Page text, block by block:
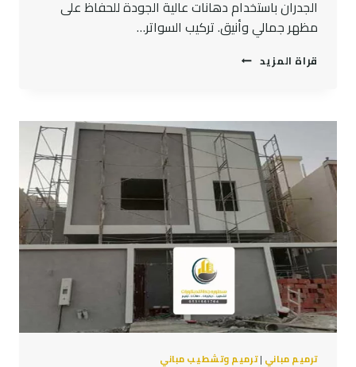
الجدران باستخدام دهانات عالية الجودة للحفاظ على
مظهر جمالي وأنيق. تركيب السواتر…
قراة المزيد ترميم
كل
ما
تحتاج
معرفته
عن
ترميم
مباني
قديمة
ترميم مباني |ترميم وتشطيب مباني